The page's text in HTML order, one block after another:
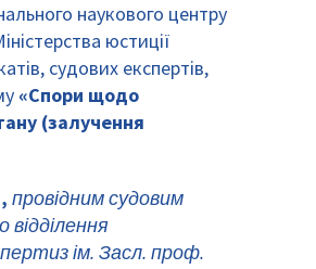
наукового центру
юстиції
судових експертів,
«Спори щодо
(залучення
провідним судовим
ім. Засл. проф.